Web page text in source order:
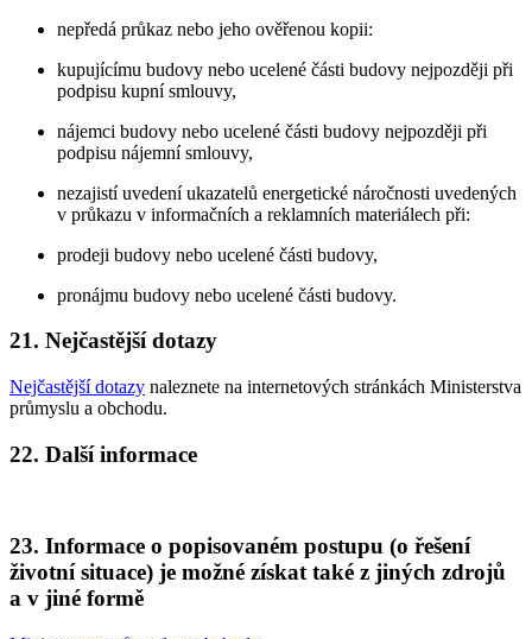
nepředá průkaz nebo jeho ověřenou kopii:
kupujícímu budovy nebo ucelené části budovy nejpozději při
podpisu kupní smlouvy,
nájemci budovy nebo ucelené části budovy nejpozději při
podpisu nájemní smlouvy,
nezajistí uvedení ukazatelů energetické náročnosti uvedených
v průkazu v informačních a reklamních materiálech při:
prodeji budovy nebo ucelené části budovy,
pronájmu budovy nebo ucelené části budovy.
21. Nejčastější dotazy
Nejčastější dotazy naleznete na internetových stránkách Ministerstva
průmyslu a obchodu.
22. Další informace
23. Informace o popisovaném postupu (o řešení
životní situace) je možné získat také z jiných zdrojů
a v jiné formě